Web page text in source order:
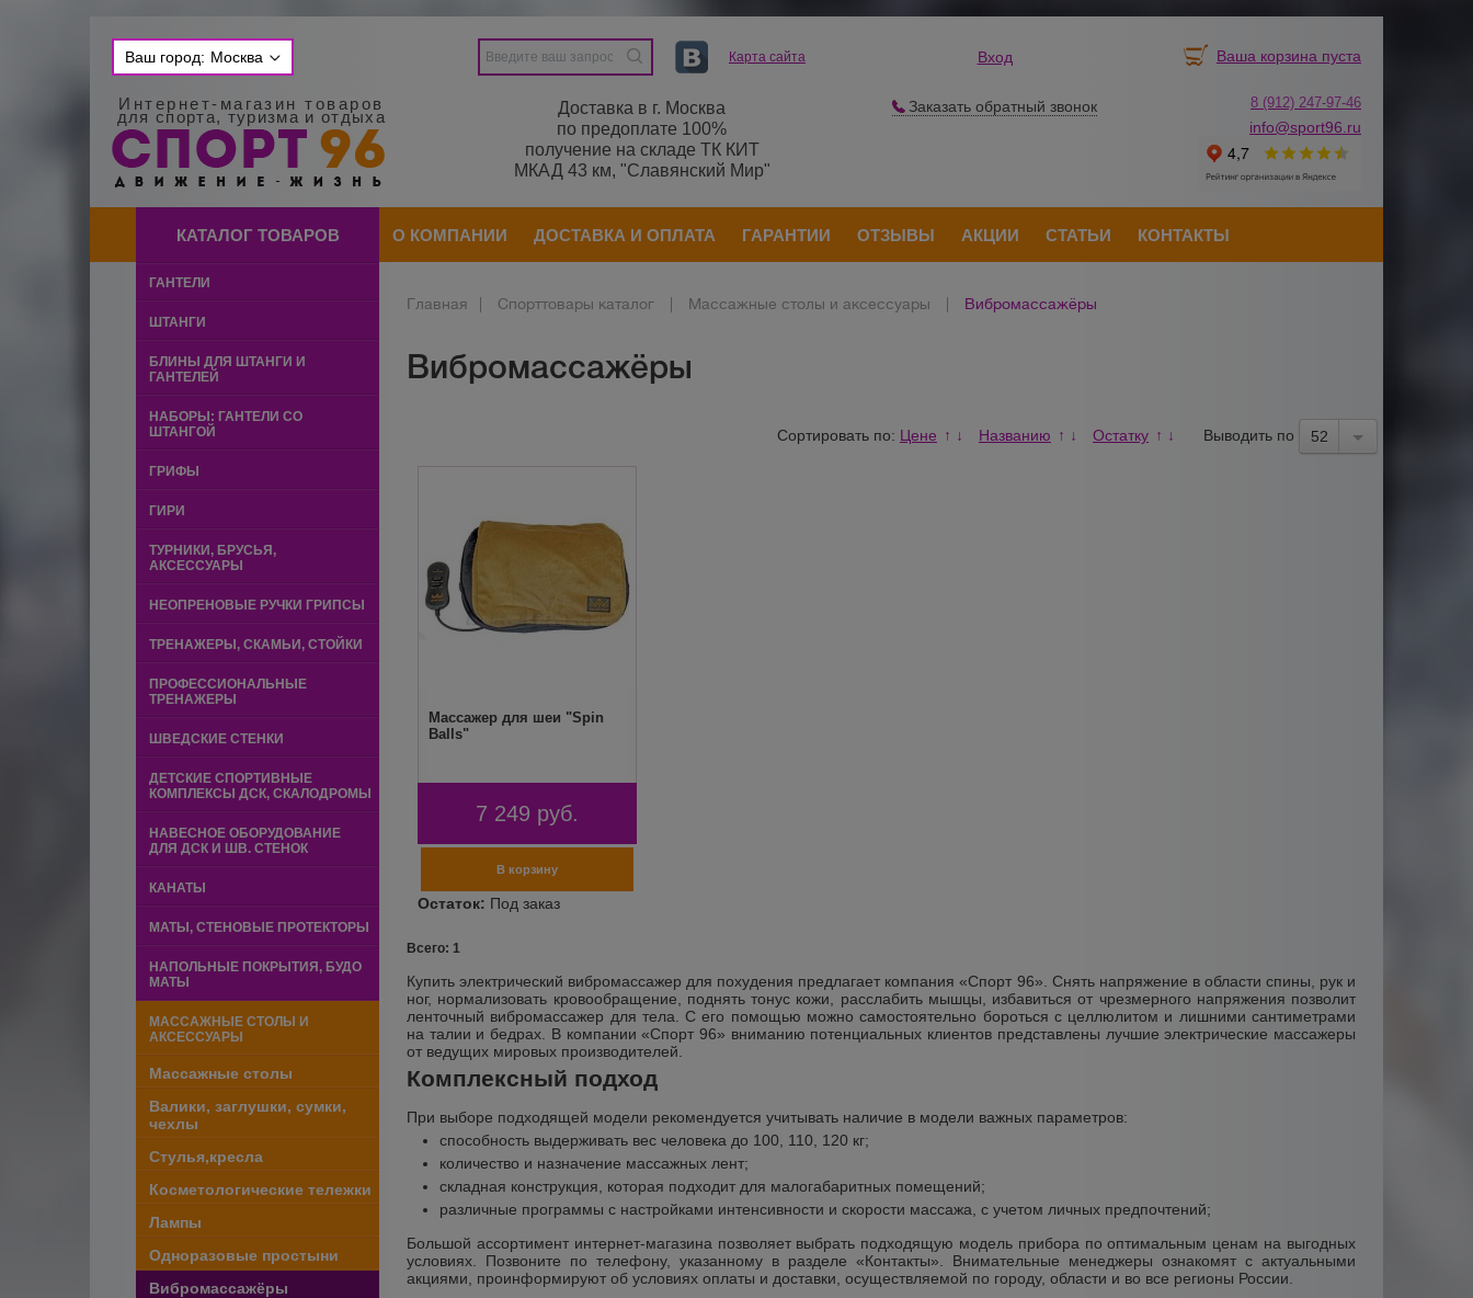
Ваш город: Москва
Интернет-магазин товаров
для спорта, туризма и отдыха
Карта сайта
Доставка в г. Москва
по предоплате 100%
получение на складе ТК КИТ
МКАД 43 км, "Славянский Мир"
Вход
Заказать обратный звонок
Ваша корзина пуста
8 (912) 247-97-46
info@sport96.ru
КАТАЛОГ ТОВАРОВ О КОМПАНИИ ДОСТАВКА И ОПЛАТА ГАРАНТИИ ОТЗЫВЫ АКЦИИ СТАТЬИ КОНТАКТЫ
ГАНТЕЛИ
ШТАНГИ
БЛИНЫ ДЛЯ ШТАНГИ И
ГАНТЕЛЕЙ
НАБОРЫ: ГАНТЕЛИ СО
ШТАНГОЙ
ГРИФЫ
ГИРИ
ТУРНИКИ, БРУСЬЯ,
АКСЕССУАРЫ
НЕОПРЕНОВЫЕ РУЧКИ ГРИПСЫ
ТРЕНАЖЕРЫ, СКАМЬИ, СТОЙКИ
ПРОФЕССИОНАЛЬНЫЕ
ТРЕНАЖЕРЫ
ШВЕДСКИЕ СТЕНКИ
ДЕТСКИЕ СПОРТИВНЫЕ
КОМПЛЕКСЫ ДСК, СКАЛОДРОМЫ
НАВЕСНОЕ ОБОРУДОВАНИЕ
ДЛЯ ДСК И ШВ. СТЕНОК
КАНАТЫ
МАТЫ, СТЕНОВЫЕ ПРОТЕКТОРЫ
НАПОЛЬНЫЕ ПОКРЫТИЯ, БУДО
МАТЫ
МАССАЖНЫЕ СТОЛЫ И
АКСЕССУАРЫ
Массажные столы
Валики, заглушки, сумки,
чехлы
Стулья,кресла
Косметологические тележки
Лампы
Одноразовые простыни
Вибромассажёры
Главная Спорттовары каталог Массажные столы и аксессуары Вибромассажёры
Вибромассажёры
Сортировать по: Цене ↑ ↓ Названию ↑ ↓ Остатку ↑ ↓ Выводить по 52
Массажер для шеи "Spin
Balls"
7 249 руб.
Всего: 1
Купить электрический вибромассажер для похудения предлагает компания «Спорт 96». Снять напряжение в области спины, рук и
ног, нормализовать кровообращение, поднять тонус кожи, расслабить мышцы, избавиться от чрезмерного напряжения позволит
ленточный вибромассажер для тела. С его помощью можно самостоятельно бороться с целлюлитом и лишними сантиметрами
на талии и бедрах. В компании «Спорт 96» вниманию потенциальных клиентов представлены лучшие электрические массажеры
от ведущих мировых производителей.
Комплексный подход
При выборе подходящей модели рекомендуется учитывать наличие в модели важных параметров:
способность выдерживать вес человека до 100, 110, 120 кг;
количество и назначение массажных лент;
складная конструкция, которая подходит для малогабаритных помещений;
различные программы с настройками интенсивности и скорости массажа, с учетом личных предпочтений;
Большой ассортимент интернет-магазина позволяет выбрать подходящую модель прибора по оптимальным ценам на выгодных
условиях. Позвоните по телефону, указанному в разделе «Контакты». Внимательные менеджеры ознакомят с актуальными
акциями, проинформируют об условиях оплаты и доставки, осуществляемой по городу, области и во все регионы России.